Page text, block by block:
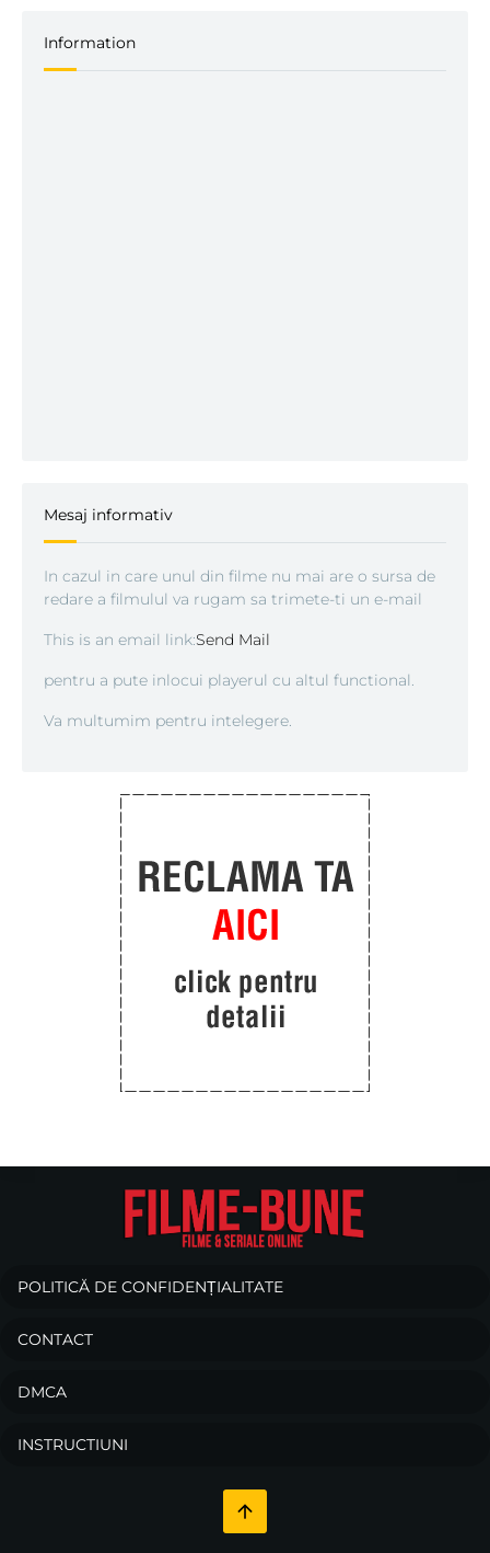
Information
Mesaj informativ
In cazul in care unul din filme nu mai are o sursa de
redare a filmulul va rugam sa trimete-ti un e-mail
This is an email link:Send Mail
pentru a pute inlocui playerul cu altul functional.
Va multumim pentru intelegere.
POLITICĂ DE CONFIDENȚIALITATE
CONTACT
DMCA
INSTRUCTIUNI